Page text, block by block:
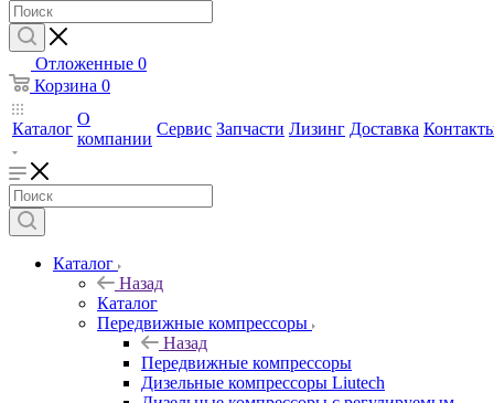
Отложенные 0
Корзина 0
Каталог
О
компании
Сервис Запчасти Лизинг Доставка
Каталог
Назад
Каталог
Передвижные компрессоры
Назад
Передвижные компрессоры
Дизельные компрессоры Liutech